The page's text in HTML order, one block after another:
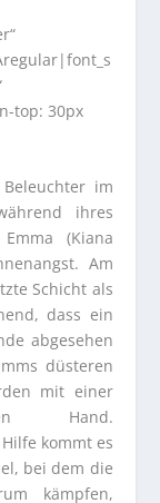
top: 30px
im
ihres
(Kiana
Am
Schicht als
dass ein
abgesehen
düsteren
mit einer
Hand.
kommt es
bei dem die
kämpfen,